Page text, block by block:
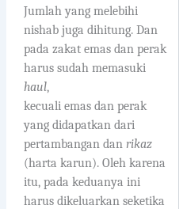
Jumlah yang melebihi
nishab juga dihitung. Dan
pada zakat emas dan perak
harus sudah memasuki
haul,
kecuali emas dan perak
yang didapatkan dari
pertambangan dan rikaz
(harta karun). Oleh karena
itu, pada keduanya ini
harus dikeluarkan seketika